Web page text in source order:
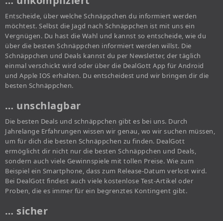
Entscheide, über welche Schnäppchen du informiert werden
möchtest. Selbst die Jagd nach Schnäppchen ist mit uns ein
Vergnügen. Du hast die Wahl und kannst so entscheide, wie du
über die besten Schnäppchen informiert werden willst. Die
Schnäppchen und Deals kannst du per Newsletter, der täglich
einmal verschickt wird oder über die DealGott App für Android
und Apple IOS erhalten. Du entscheidest und wir bringen dir die
besten Schnäppchen.
… unschlagbar
Die besten Deals und schnäppchen gibt es bei uns. Durch
Jahrelange Erfahrungen wissen wir genau, wo wir suchen müssen,
um für dich die besten Schnäppchen zu finden. DealGott
ermöglicht dir nicht nur die besten Schnäppchen und Deals,
sondern auch viele Gewinnspiele mit tollen Preise. Wie zum
Beispiel ein Smartphone, dass zum Release-Datum verlost wird.
Bei DealGott findest auch viele kostenlose Test-Artikel oder
Proben, die es immer für ein begrenztes Kontingent gibt.
… sicher